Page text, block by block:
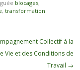
blocages,
, transformation
Collectif à la
Vie et des Conditions de
Travail →